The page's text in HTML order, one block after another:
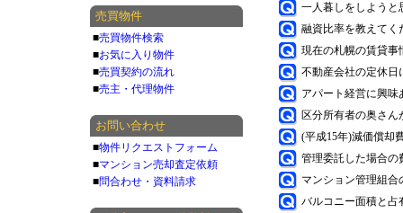
一人暮しをしようと
融資比率を教えてく
現在の札幌の賃貸事
不動産会社の定休日
アパート経営に興味
区分所有者の奥さ
(平成15年)減価償却
管理委託した場合の
マンション管理組合
バルコニー面積と占
売買物件
■売買物件検索
■お気に入り物件
■売買契約の流れ
■売主・代理物件
お問い合わせ
■物件リクエストフォーム
■マンション売却査定依頼
■問合わせ・資料請求